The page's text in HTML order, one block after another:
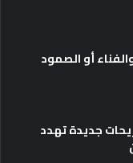
أو الصمود
جديدة تهدد